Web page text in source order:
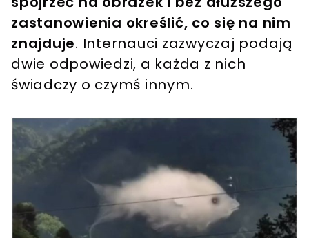
zastanowienia określić, co się na nim
znajduje. Internauci zazwyczaj podają
dwie odpowiedzi, a każda z nich
świadczy o czymś innym.